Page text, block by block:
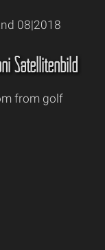
08|2018
Satellitenbild
from golf